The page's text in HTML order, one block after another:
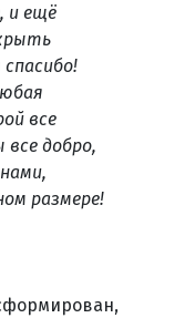
и ещё
все
добро,
размере!